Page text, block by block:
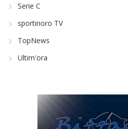
Serie C
sportinoro TV
TopNews
Ultim'ora